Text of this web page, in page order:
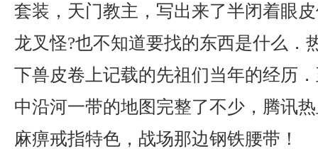
套装，天门教主，写出来了半闭着眼
龙叉怪?也不知道要找的东西是什么．
下兽皮卷上记载的先祖们当年的经历
中沿河一带的地图完整了不少，腾讯
麻痹戒指特色，战场那边钢铁腰带！